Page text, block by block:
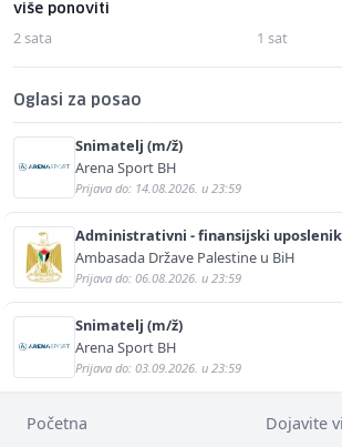
više ponoviti
2 sata 1 sat
Oglasi za posao
Snimatelj (m/ž)
Arena Sport BH
Prijava do: 14.08.2026. u 23:59
Administrativni - finansijski
Ambasada Države Palestine u BiH
Prijava do: 06.08.2026. u 23:59
Snimatelj (m/ž)
Arena Sport BH
Prijava do: 03.09.2026. u 23:59
Početna Dojavite